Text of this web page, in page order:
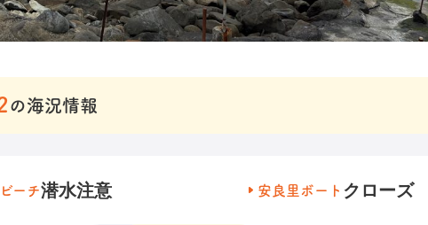
の海況情報
ーチ潜水注意 安良里ボート クローズ